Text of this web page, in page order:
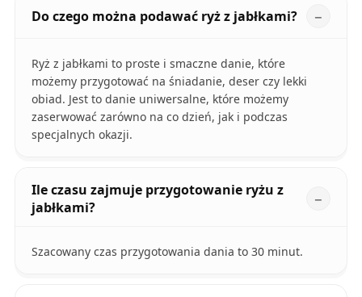
Do czego można podawać ryż z jabłkami?
Ryż z jabłkami to proste i smaczne danie, które
możemy przygotować na śniadanie, deser czy lekki
obiad. Jest to danie uniwersalne, które możemy
zaserwować zarówno na co dzień, jak i podczas
specjalnych okazji.
Ile czasu zajmuje przygotowanie ryżu z
jabłkami?
Szacowany czas przygotowania dania to 30 minut.